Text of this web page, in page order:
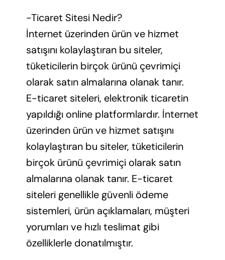
-Ticaret Sitesi Nedir?
İnternet üzerinden ürün ve hizmet
satışını kolaylaştıran bu siteler,
tüketicilerin birçok ürünü çevrimiçi
olarak satın almalarına olanak tanır.
E-ticaret siteleri, elektronik ticaretin
yapıldığı online platformlardır. İnternet
üzerinden ürün ve hizmet satışını
kolaylaştıran bu siteler, tüketicilerin
birçok ürünü çevrimiçi olarak satın
almalarına olanak tanır. E-ticaret
siteleri genellikle güvenli ödeme
sistemleri, ürün açıklamaları, müşteri
yorumları ve hızlı teslimat gibi
özelliklerle donatılmıştır.